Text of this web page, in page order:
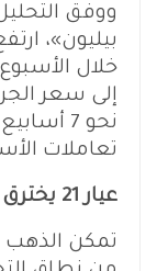
ووفق
إلى سعر
تعاملات
عيار 21 يخترق حاجزًا نفسيًا مهمًا
تمكن الذهب